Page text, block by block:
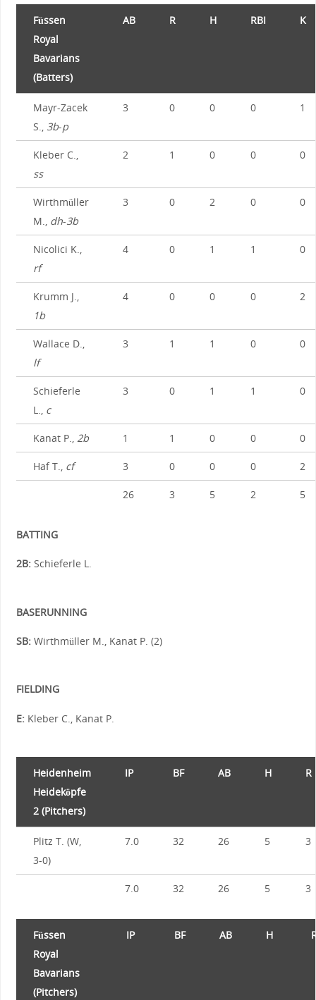
Füssen
Royal
Bavarians
(Batters)
AB R H RBI K
Mayr-Zacek
S., 3b-p
3 0 0 0 1
Kleber C.,
ss
2 1 0 0 0
Wirthmüller
M., dh-3b
3 0 2 0 0
Nicolici K.,
rf
4 0 1 1 0
Krumm J.,
1b
4 0 0 0 2
Wallace D.,
lf
3 1 1 0 0
Schieferle
L., c
3 0 1 1 0
Kanat P., 2b 1 1 0 0 0
Haf T., cf 3 0 0 0 2
26 3 5 2 5
BATTING
2B:Schieferle L.
BASERUNNING
SB:Wirthmüller M., Kanat P. (2)
FIELDING
E:Kleber C., Kanat P.
Heidenheim
Heideköpfe
2 (Pitchers)
IP BF AB H R
Plitz T. (W,
3-0)
7.0 32 26 5 3
7.0 32 26 5 3
Füssen
Royal
Bavarians
(Pitchers)
IP BF AB H